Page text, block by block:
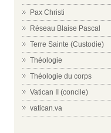
Pax Christi
Réseau Blaise Pascal
Terre Sainte (Custodie)
Théologie
Théologie du corps
Vatican II (concile)
vatican.va